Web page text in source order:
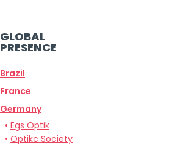
GLOBAL
PRESENCE
Brazil
France
Germany
• Egs Optik
• Optikc Society